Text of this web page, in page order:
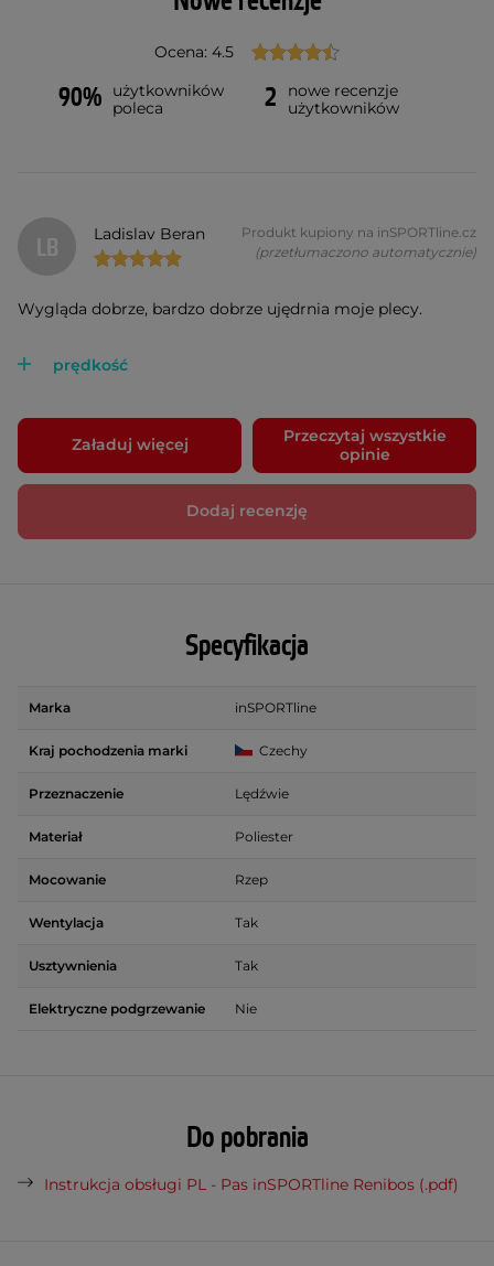
Ocena: 4.5
90%
użytkowników
poleca
2
nowe recenzje
użytkowników
LB Ladislav Beran
Produkt kupiony na inSPORTline.cz
(przetłumaczono automatycznie)
Wygląda dobrze, bardzo dobrze ujędrnia moje plecy.
prędkość
Załaduj więcej
Przeczytaj wszystkie
opinie
Dodaj recenzję
Specyfikacja
Marka inSPORTline
Kraj pochodzenia marki Czechy
Przeznaczenie Lędźwie
Materiał Poliester
Mocowanie Rzep
Wentylacja Tak
Usztywnienia Tak
Elektryczne podgrzewanie Nie
Do pobrania
Instrukcja obsługi PL - Pas inSPORTline Renibos (.pdf)